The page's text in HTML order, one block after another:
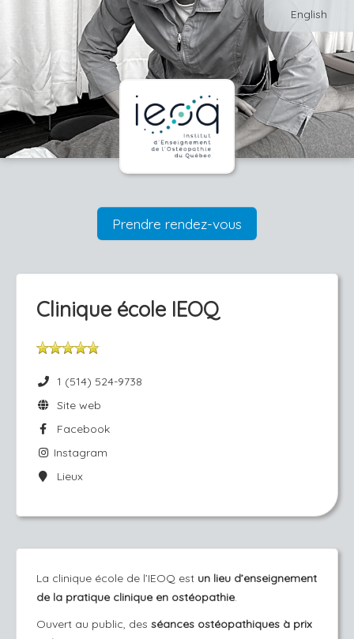
English
Prendre rendez-vous
Clinique école IEOQ
1 (514) 524-9738
Site web
Facebook
Instagram
Lieux
La clinique école de l’IEOQ est un lieu d’enseignement
de la pratique clinique en ostéopathie.
Ouvert au public, des séances ostéopathiques à prix